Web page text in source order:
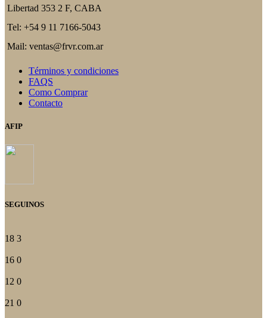
Libertad 353 2 F, CABA
Tel: +54 9 11 7166-5043
Mail: ventas@frvr.com.ar
Términos y condiciones
FAQS
Como Comprar
Contacto
AFIP
SEGUINOS
18 3
16 0
12 0
21 0